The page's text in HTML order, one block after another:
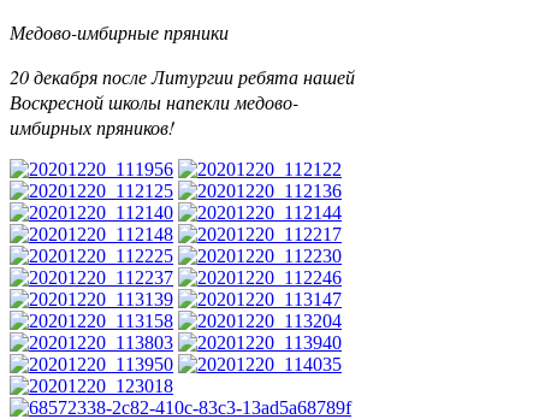
Медово-имбирные пряники
20 декабря после Литургии ребята нашей
Воскресной школы напекли медово-
имбирных пряников!